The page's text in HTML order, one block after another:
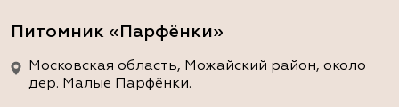
Питомник «Парфёнки»
Московская область, Можайский район, около
дер. Малые Парфёнки.